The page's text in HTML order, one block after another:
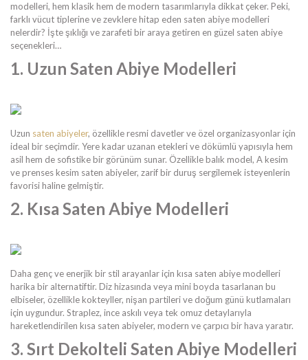
modelleri, hem klasik hem de modern tasarımlarıyla dikkat çeker. Peki,
farklı vücut tiplerine ve zevklere hitap eden saten abiye modelleri
nelerdir? İşte şıklığı ve zarafeti bir araya getiren en güzel saten abiye
seçenekleri…
1. Uzun Saten Abiye Modelleri
Uzun saten abiyeler, özellikle resmi davetler ve özel organizasyonlar için
ideal bir seçimdir. Yere kadar uzanan etekleri ve dökümlü yapısıyla hem
asil hem de sofistike bir görünüm sunar. Özellikle balık model, A kesim
ve prenses kesim saten abiyeler, zarif bir duruş sergilemek isteyenlerin
favorisi haline gelmiştir.
2. Kısa Saten Abiye Modelleri
Daha genç ve enerjik bir stil arayanlar için kısa saten abiye modelleri
harika bir alternatiftir. Diz hizasında veya mini boyda tasarlanan bu
elbiseler, özellikle kokteyller, nişan partileri ve doğum günü kutlamaları
için uygundur. Straplez, ince askılı veya tek omuz detaylarıyla
hareketlendirilen kısa saten abiyeler, modern ve çarpıcı bir hava yaratır.
3. Sırt Dekolteli Saten Abiye Modelleri